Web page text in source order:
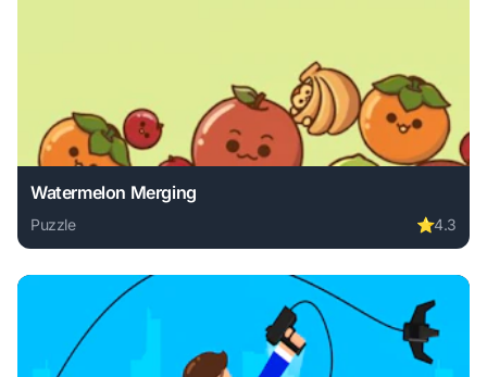
Watermelon Merging
Puzzle ⭐4.3
Play Watermelon Merging online free. puzzle game, no